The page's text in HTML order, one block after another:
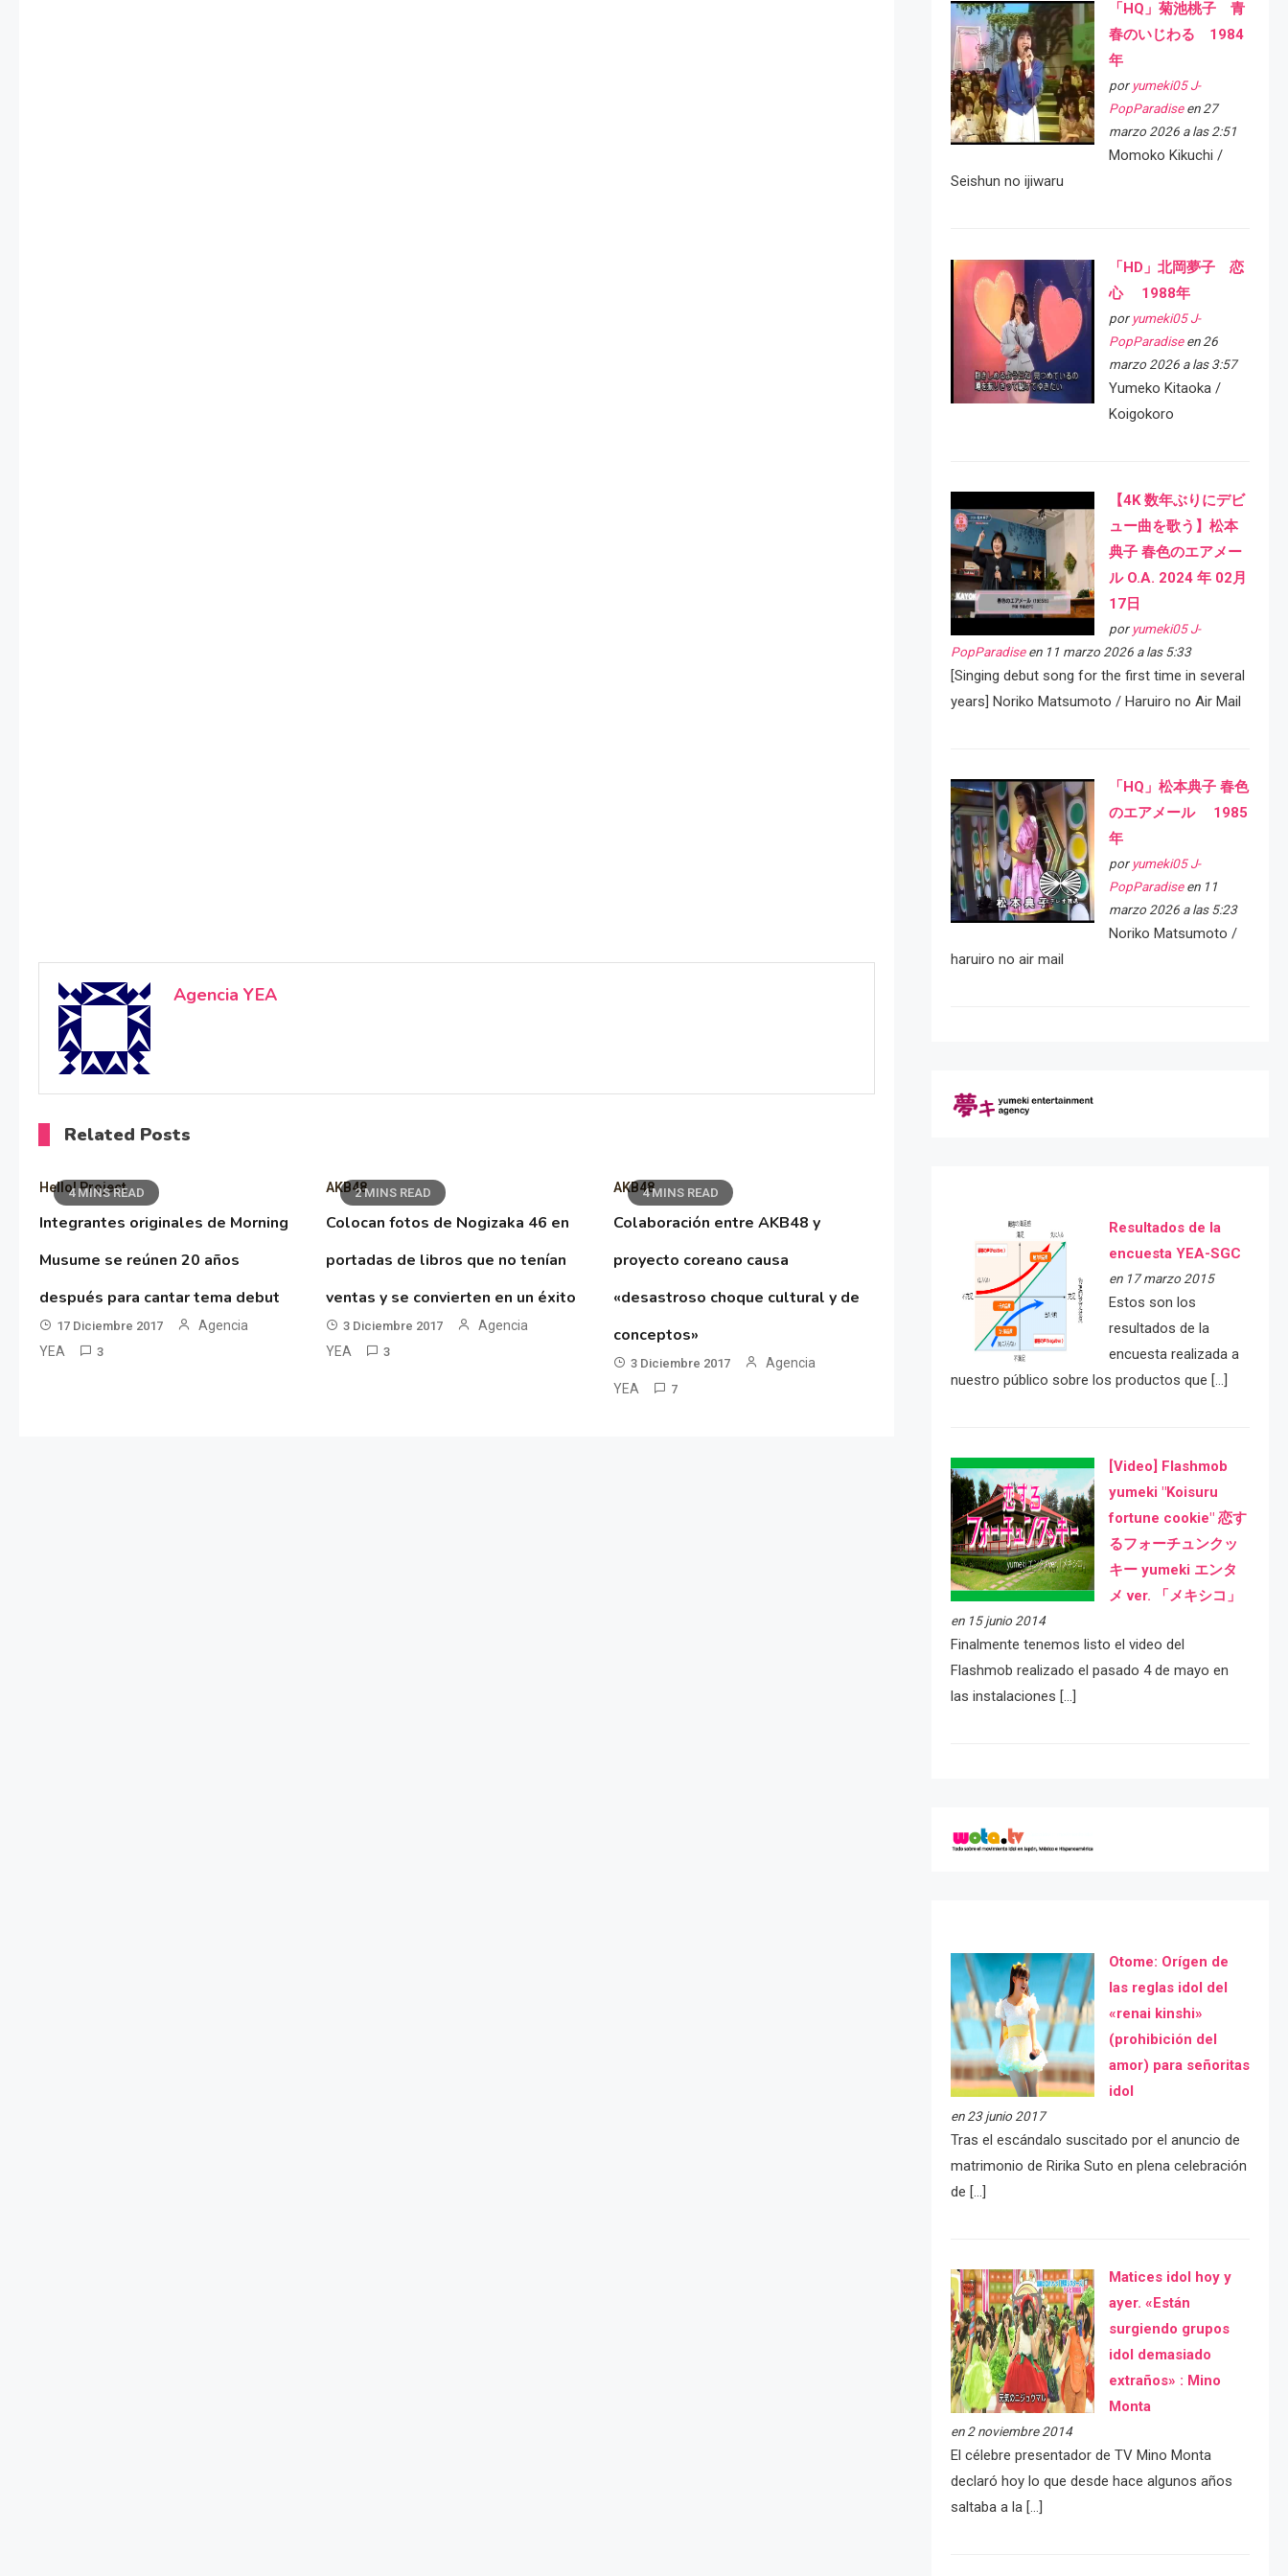
Agencia YEA
Related Posts
4 MINS READ
Hello! Project
Integrantes originales de Morning
Musume se reúnen 20 años
después para cantar tema debut
17 Diciembre 2017
Agencia
YEA
3
2 MINS READ
AKB48
Colocan fotos de Nogizaka 46 en
portadas de libros que no tenían
ventas y se convierten en un éxito
3 Diciembre 2017
Agencia
YEA
3
4 MINS READ
AKB48
Colaboración entre AKB48 y
proyecto coreano causa
«desastroso choque cultural y de
conceptos»
3 Diciembre 2017
Agencia
YEA
7
「HQ」菊池桃子 青
春のいじわる 1984
年
por yumeki05 J-
PopParadiseen 27
marzo 2026 a las 2:51
Momoko Kikuchi /
Seishun no ijiwaru
「HD」北岡夢子 恋
心 1988年
por yumeki05 J-
PopParadiseen 26
marzo 2026 a las 3:57
Yumeko Kitaoka /
Koigokoro
【4K 数年ぶりにデビ
ュー曲を歌う】松本
典子 春色のエアメー
ル O.A. 2024 年 02月
17日
por yumeki05 J-
PopParadiseen 11 marzo 2026 a las 5:33
[Singing debut song for the first time in several
years] Noriko Matsumoto / Haruiro no Air Mail
「HQ」松本典子 春色
のエアメール 1985
年
por yumeki05 J-
PopParadiseen 11
marzo 2026 a las 5:23
Noriko Matsumoto /
haruiro no air mail
Resultados de la
encuesta YEA-SGC
en 17 marzo 2015
Estos son los
resultados de la
encuesta realizada a
nuestro público sobre los productos que […]
[Video] Flashmob
yumeki "Koisuru
fortune cookie" 恋す
るフォーチュンクッ
キー yumeki エンタ
メ ver. 「メキシコ」
en 15 junio 2014
Finalmente tenemos listo el video del
Flashmob realizado el pasado 4 de mayo en
las instalaciones […]
Otome: Orígen de
las reglas idol del
«renai kinshi»
(prohibición del
amor) para señoritas
idol
en 23 junio 2017
Tras el escándalo suscitado por el anuncio de
matrimonio de Ririka Suto en plena celebración
de […]
Matices idol hoy y
ayer. «Están
surgiendo grupos
idol demasiado
extraños» : Mino
Monta
en 2 noviembre 2014
El célebre presentador de TV Mino Monta
declaró hoy lo que desde hace algunos años
saltaba a la […]